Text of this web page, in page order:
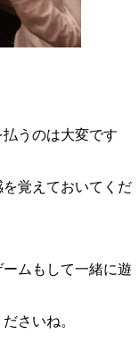
うのは大変です
覚えておいてくだ
ムもして一緒に遊
さいね。